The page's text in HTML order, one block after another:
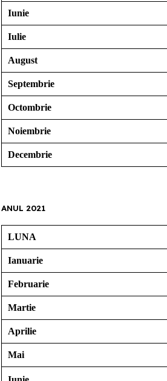
Iunie
Iulie
August
Septembrie
Octombrie
Noiembrie
Decembrie
ANUL 2021
LUNA
Ianuarie
Februarie
Martie
Aprilie
Mai